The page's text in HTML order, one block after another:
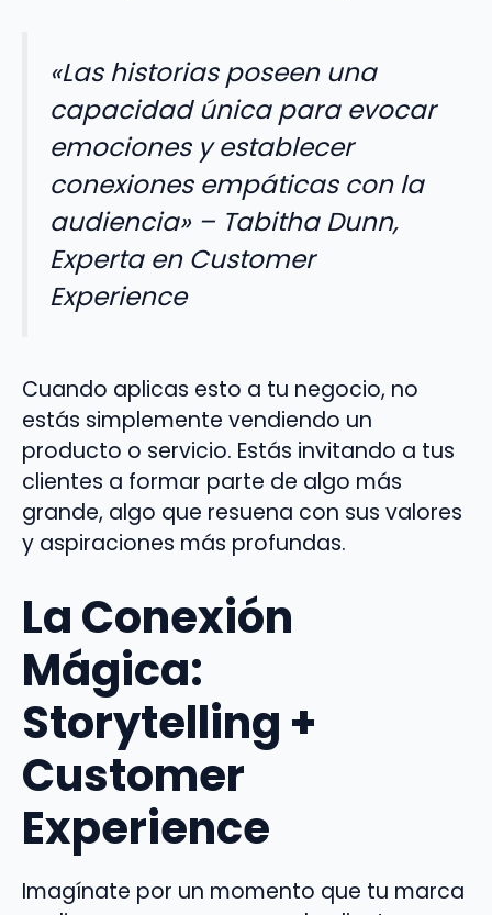
«Las historias poseen una
capacidad única para evocar
emociones y establecer
conexiones empáticas con la
audiencia» – Tabitha Dunn,
Experta en Customer
Experience
Cuando aplicas esto a tu negocio, no
estás simplemente vendiendo un
producto o servicio. Estás invitando a tus
clientes a formar parte de algo más
grande, algo que resuena con sus valores
y aspiraciones más profundas.
La Conexión
Mágica:
Storytelling +
Customer
Experience
Imagínate por un momento que tu marca